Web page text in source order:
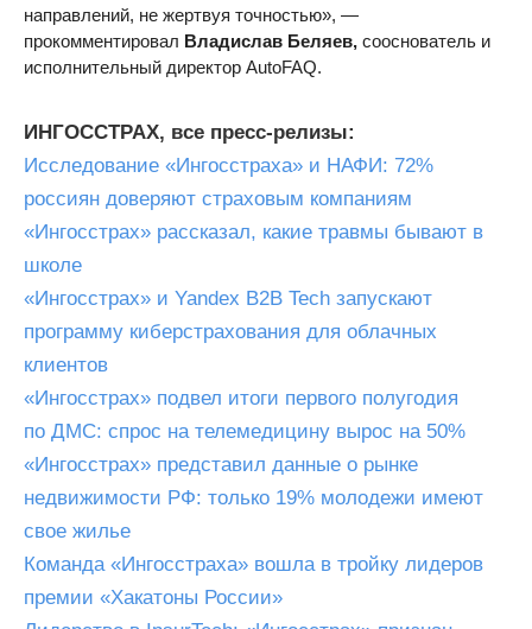
направлений, не жертвуя точностью», —
прокомментировал Владислав Беляев, сооснователь и
исполнительный директор AutoFAQ.
ИНГОССТРАХ, все пресс-релизы:
Исследование «Ингосстраха» и НАФИ: 72%
россиян доверяют страховым компаниям
«Ингосстрах» рассказал, какие травмы бывают в
школе
«Ингосстрах» и Yandex B2B Tech запускают
программу киберстрахования для облачных
клиентов
«Ингосстрах» подвел итоги первого полугодия
по ДМС: спрос на телемедицину вырос на 50%
«Ингосстрах» представил данные о рынке
недвижимости РФ: только 19% молодежи имеют
свое жилье
Команда «Ингосстраха» вошла в тройку лидеров
премии «Хакатоны России»